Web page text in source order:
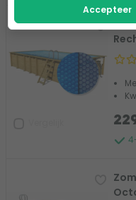
Accepteer